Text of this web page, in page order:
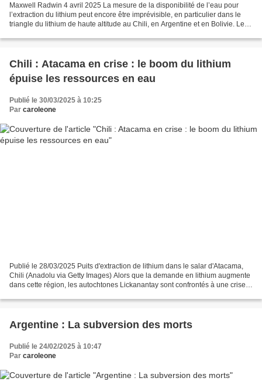
Maxwell Radwin 4 avril 2025 La mesure de la disponibilité de l’eau pour
l’extraction du lithium peut encore être imprévisible, en particulier dans le
triangle du lithium de haute altitude au Chili, en Argentine et en Bolivie. Les
Chili : Atacama en crise : le boom du lithium
épuise les ressources en eau
Publié le 30/03/2025 à 10:25
Par caroleone
Publié le 28/03/2025 Puits d'extraction de lithium dans le salar d'Atacama,
Chili (Anadolu via Getty Images) Alors que la demande en lithium augmente
dans cette région, les autochtones Lickanantay sont confrontés à une crise
Argentine : La subversion des morts
Publié le 24/02/2025 à 10:47
Par caroleone